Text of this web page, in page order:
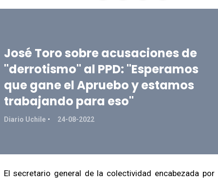
José Toro sobre acusaciones de
"derrotismo" al PPD: "Esperamos
que gane el Apruebo y estamos
trabajando para eso"
Diario Uchile 24-08-2022
El secretario general de la colectividad encabezada por